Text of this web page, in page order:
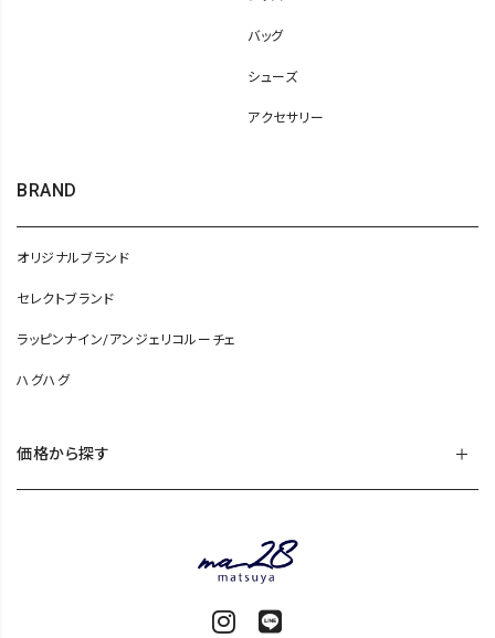
バッグ
シューズ
アクセサリー
BRAND
オリジナルブランド
セレクトブランド
ラッピンナイン/アンジェリコルーチェ
ハグハグ
価格から探す